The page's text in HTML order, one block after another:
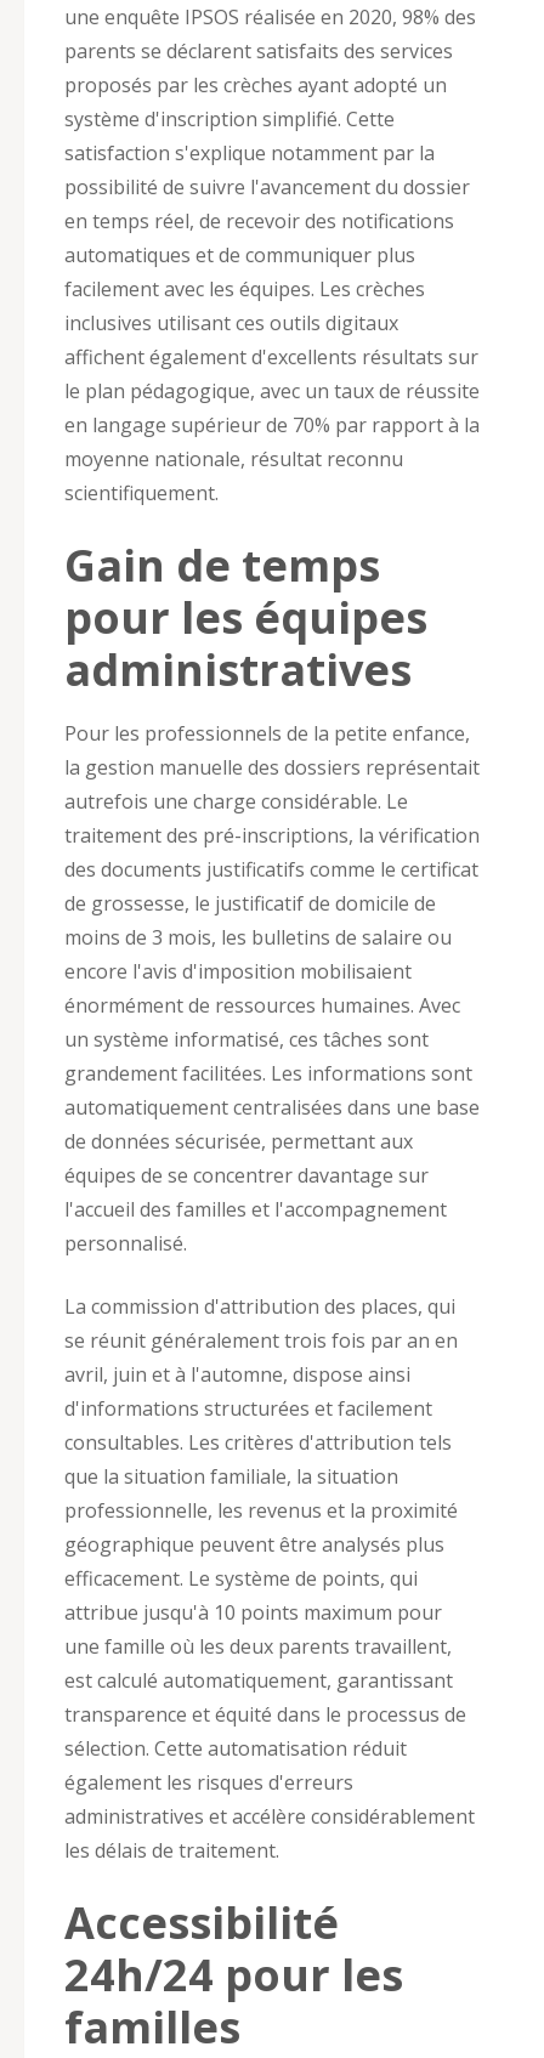
une enquête IPSOS réalisée en 2020, 98% des
parents se déclarent satisfaits des services
proposés par les crèches ayant adopté un
système d'inscription simplifié. Cette
satisfaction s'explique notamment par la
possibilité de suivre l'avancement du dossier
en temps réel, de recevoir des notifications
automatiques et de communiquer plus
facilement avec les équipes. Les crèches
inclusives utilisant ces outils digitaux
affichent également d'excellents résultats sur
le plan pédagogique, avec un taux de réussite
en langage supérieur de 70% par rapport à la
moyenne nationale, résultat reconnu
scientifiquement.
Gain de temps
pour les équipes
administratives
Pour les professionnels de la petite enfance,
la gestion manuelle des dossiers représentait
autrefois une charge considérable. Le
traitement des pré-inscriptions, la vérification
des documents justificatifs comme le certificat
de grossesse, le justificatif de domicile de
moins de 3 mois, les bulletins de salaire ou
encore l'avis d'imposition mobilisaient
énormément de ressources humaines. Avec
un système informatisé, ces tâches sont
grandement facilitées. Les informations sont
automatiquement centralisées dans une base
de données sécurisée, permettant aux
équipes de se concentrer davantage sur
l'accueil des familles et l'accompagnement
personnalisé.
La commission d'attribution des places, qui
se réunit généralement trois fois par an en
avril, juin et à l'automne, dispose ainsi
d'informations structurées et facilement
consultables. Les critères d'attribution tels
que la situation familiale, la situation
professionnelle, les revenus et la proximité
géographique peuvent être analysés plus
efficacement. Le système de points, qui
attribue jusqu'à 10 points maximum pour
une famille où les deux parents travaillent,
est calculé automatiquement, garantissant
transparence et équité dans le processus de
sélection. Cette automatisation réduit
également les risques d'erreurs
administratives et accélère considérablement
les délais de traitement.
Accessibilité
24h/24 pour les
familles